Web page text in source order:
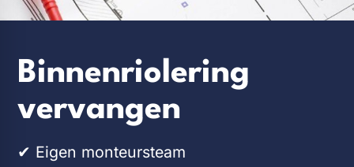
Binnenriolering
vervangen
​✔ Eigen monteursteam​​